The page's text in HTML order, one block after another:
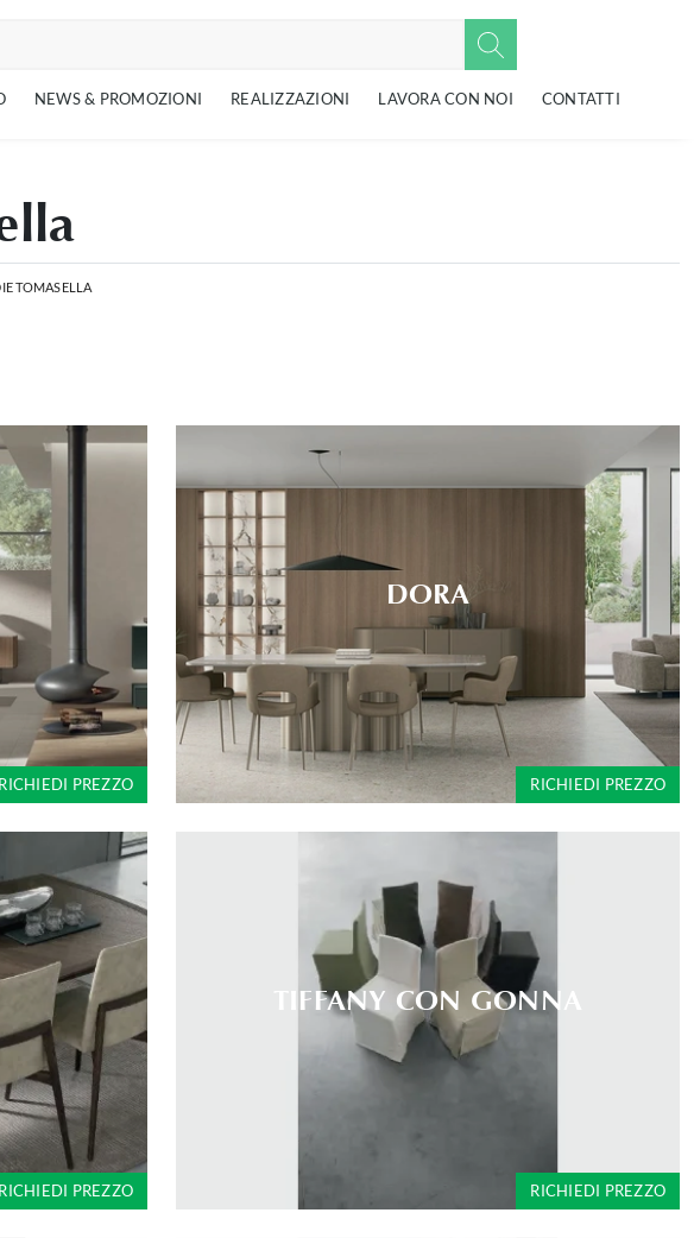
NEWS & PROMOZIONI REALIZZAZIONI LAVORA CON NOI CONTATTI
TOMASELLA
RICHIEDI PREZZO
DORA
RICHIEDI PREZZO
RICHIEDI PREZZO
TIFFANY CON GONNA
RICHIEDI PREZZO